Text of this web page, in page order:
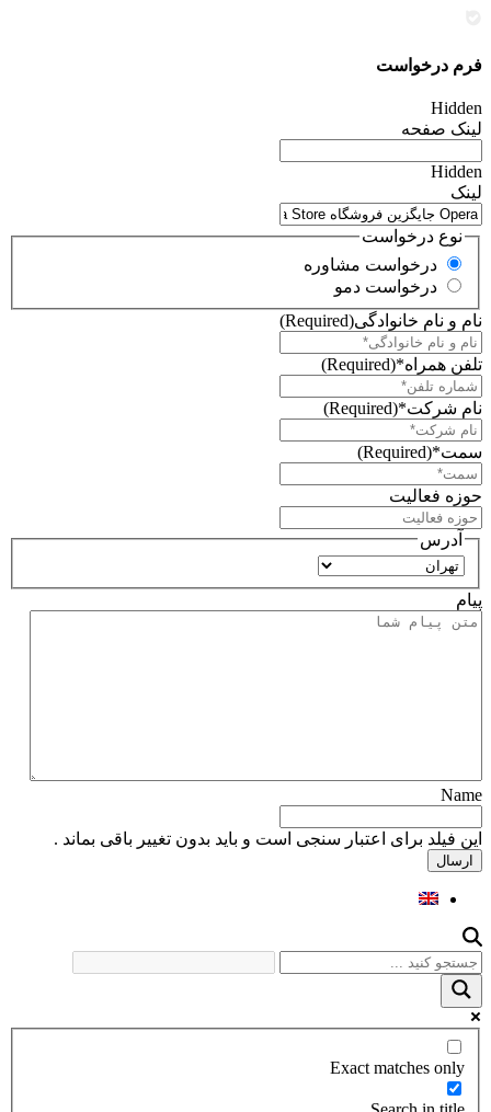
فرم درخواست
Hidden
لینک صفحه
Hidden
لینک
نوع درخواست
درخواست مشاوره
درخواست دمو
نام و نام خانوادگی(Required)
تلفن همراه*(Required)
نام شرکت*(Required)
سمت*(Required)
حوزه فعالیت
آدرس
استان
پیام
Name
این فیلد برای اعتبار سنجی است و باید بدون تغییر باقی بماند .
Exact matches only